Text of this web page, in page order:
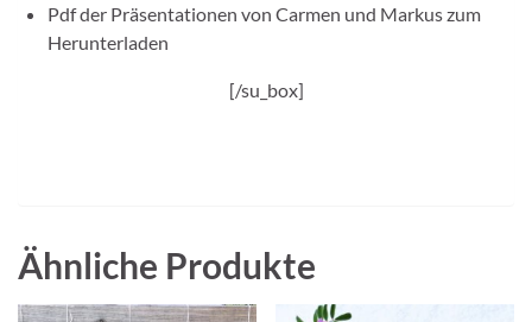
Pdf der Präsentationen von Carmen und Markus zum
Herunterladen
[/su_box]
Ähnliche Produkte